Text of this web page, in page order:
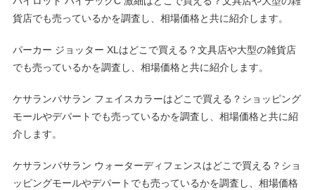
貨店でも売っているかを調査し、相場価格と共に紹介します。
パーカー ジョッター XLはどこで買える？文具店や大型の雑貨店
でも売っているかを調査し、相場価格と共に紹介します。
ケサランパサラン フェイスカラーはどこで買える？ショッピング
モールやデパートでも売っているかを調査し、相場価格と共に紹
介します。
ケサランパサラン ウォーターディフェンスはどこで買える？ショ
ッピングモールやデパートでも売っているかを調査し、相場価格